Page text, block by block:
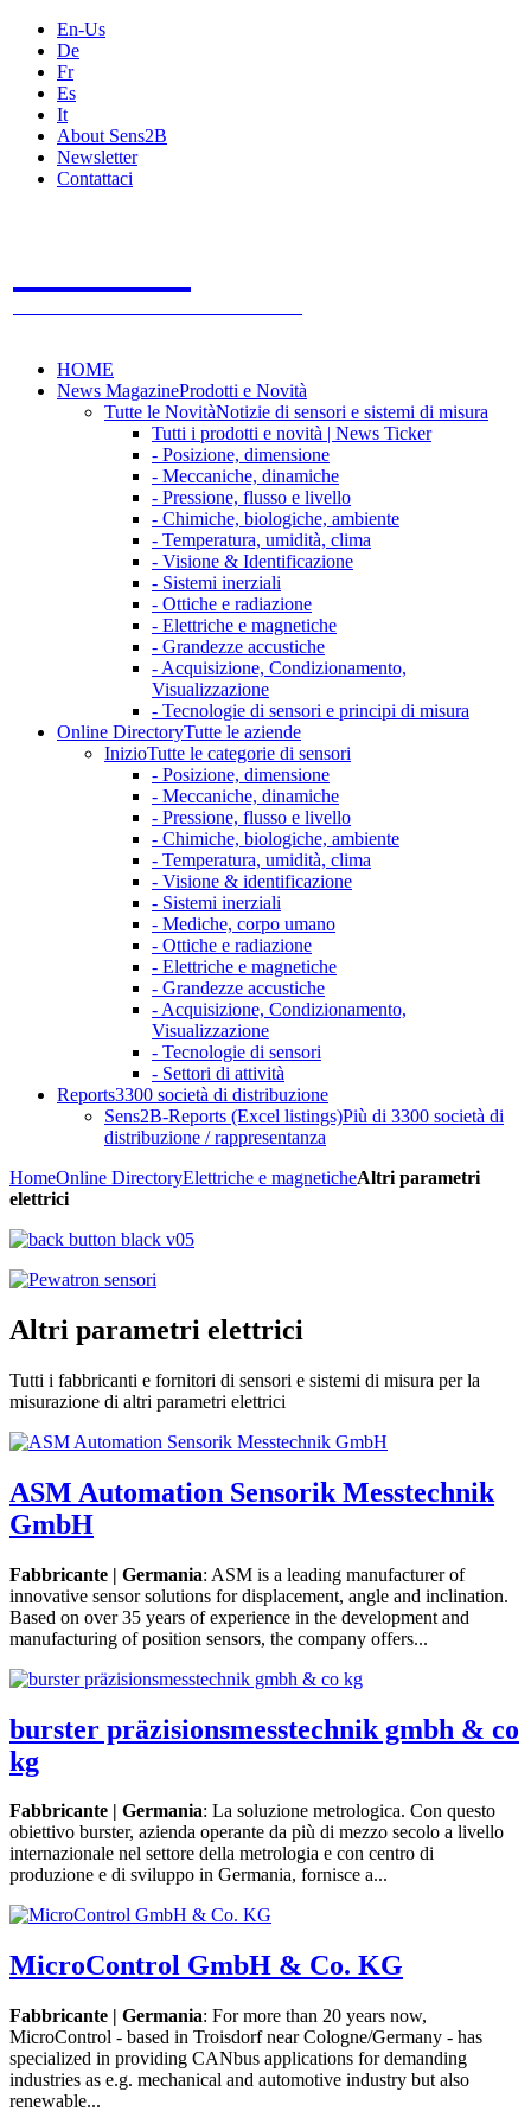
En-Us
De
Fr
Es
It
About Sens2B
Newsletter
Contattaci
HOME
News MagazineProdotti e Novità
Tutte le NovitàNotizie di sensori e sistemi di misura
Tutti i prodotti e novità | News Ticker
- Posizione, dimensione
- Meccaniche, dinamiche
- Pressione, flusso e livello
- Chimiche, biologiche, ambiente
- Temperatura, umidità, clima
- Visione & Identificazione
- Sistemi inerziali
- Ottiche e radiazione
- Elettriche e magnetiche
- Grandezze accustiche
- Acquisizione, Condizionamento,
Visualizzazione
- Tecnologie di sensori e principi di misura
Online DirectoryTutte le aziende
InizioTutte le categorie di sensori
- Posizione, dimensione
- Meccaniche, dinamiche
- Pressione, flusso e livello
- Chimiche, biologiche, ambiente
- Temperatura, umidità, clima
- Visione & identificazione
- Sistemi inerziali
- Mediche, corpo umano
- Ottiche e radiazione
- Elettriche e magnetiche
- Grandezze accustiche
- Acquisizione, Condizionamento,
Visualizzazione
- Tecnologie di sensori
- Settori di attività
Reports3300 società di distribuzione
Sens2B-Reports (Excel listings)Più di 3300 società di
distribuzione / rappresentanza
HomeOnline DirectoryElettriche e magneticheAltri parametri
elettrici
Altri parametri elettrici
Tutti i fabbricanti e fornitori di sensori e sistemi di misura per la
misurazione di altri parametri elettrici
ASM Automation Sensorik Messtechnik
GmbH
Fabbricante | Germania: ASM is a leading manufacturer of
innovative sensor solutions for displacement, angle and inclination.
Based on over 35 years of experience in the development and
manufacturing of position sensors, the company offers...
burster präzisionsmesstechnik gmbh & co
kg
Fabbricante | Germania: La soluzione metrologica. Con questo
obiettivo burster, azienda operante da più di mezzo secolo a livello
internazionale nel settore della metrologia e con centro di
produzione e di sviluppo in Germania, fornisce a...
MicroControl GmbH & Co. KG
Fabbricante | Germania: For more than 20 years now,
MicroControl - based in Troisdorf near Cologne/Germany - has
specialized in providing CANbus applications for demanding
industries as e.g. mechanical and automotive industry but also
renewable...